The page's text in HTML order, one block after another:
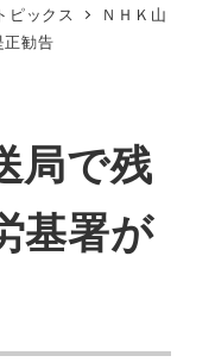
ピックス
ＮＨＫ山
勧告
局で残
基署が